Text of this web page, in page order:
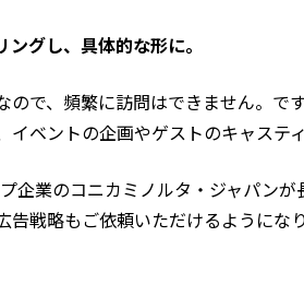
グし、具体的な形に。
ので、頻繁に訪問はできません。
イベントの企画やゲストのキャステ
企業のコニカミノルタ・ジャパン
告戦略もご依頼いただけるように